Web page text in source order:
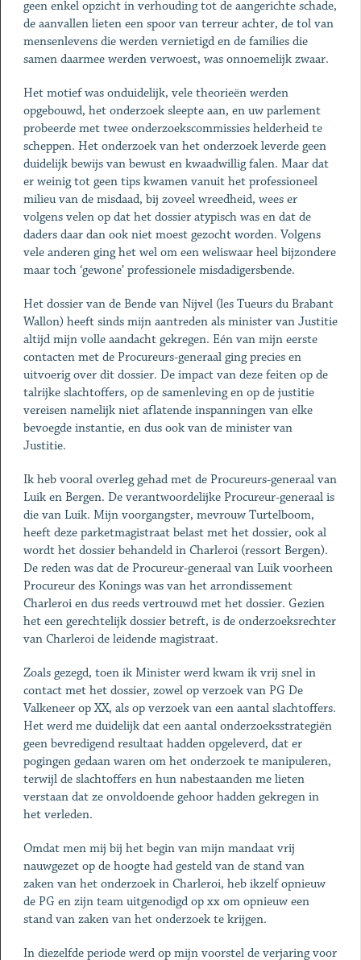
geen enkel opzicht in verhouding tot de aangerichte schade,
de aanvallen lieten een spoor van terreur achter, de tol van
mensenlevens die werden vernietigd en de families die
samen daarmee werden verwoest, was onnoemelijk zwaar.
Het motief was onduidelijk, vele theorieën werden
opgebouwd, het onderzoek sleepte aan, en uw parlement
probeerde met twee onderzoekscommissies helderheid te
scheppen. Het onderzoek van het onderzoek leverde geen
duidelijk bewijs van bewust en kwaadwillig falen. Maar dat
er weinig tot geen tips kwamen vanuit het professioneel
milieu van de misdaad, bij zoveel wreedheid, wees er
volgens velen op dat het dossier atypisch was en dat de
daders daar dan ook niet moest gezocht worden. Volgens
vele anderen ging het wel om een weliswaar heel bijzondere
maar toch ‘gewone’ professionele misdadigersbende.
Het dossier van de Bende van Nijvel (les Tueurs du Brabant
Wallon) heeft sinds mijn aantreden als minister van Justitie
altijd mijn volle aandacht gekregen. Eén van mijn eerste
contacten met de Procureurs-generaal ging precies en
uitvoerig over dit dossier. De impact van deze feiten op de
talrijke slachtoffers, op de samenleving en op de justitie
vereisen namelijk niet aflatende inspanningen van elke
bevoegde instantie, en dus ook van de minister van
Justitie.
Ik heb vooral overleg gehad met de Procureurs-generaal van
Luik en Bergen. De verantwoordelijke Procureur-generaal is
die van Luik. Mijn voorgangster, mevrouw Turtelboom,
heeft deze parketmagistraat belast met het dossier, ook al
wordt het dossier behandeld in Charleroi (ressort Bergen).
De reden was dat de Procureur-generaal van Luik voorheen
Procureur des Konings was van het arrondissement
Charleroi en dus reeds vertrouwd met het dossier. Gezien
het een gerechtelijk dossier betreft, is de onderzoeksrechter
van Charleroi de leidende magistraat.
Zoals gezegd, toen ik Minister werd kwam ik vrij snel in
contact met het dossier, zowel op verzoek van PG De
Valkeneer op XX, als op verzoek van een aantal slachtoffers.
Het werd me duidelijk dat een aantal onderzoeksstrategiën
geen bevredigend resultaat hadden opgeleverd, dat er
pogingen gedaan waren om het onderzoek te manipuleren,
terwijl de slachtoffers en hun nabestaanden me lieten
verstaan dat ze onvoldoende gehoor hadden gekregen in
het verleden.
Omdat men mij bij het begin van mijn mandaat vrij
nauwgezet op de hoogte had gesteld van de stand van
zaken van het onderzoek in Charleroi, heb ikzelf opnieuw
de PG en zijn team uitgenodigd op xx om opnieuw een
stand van zaken van het onderzoek te krijgen.
In diezelfde periode werd op mijn voorstel de verjaring voor